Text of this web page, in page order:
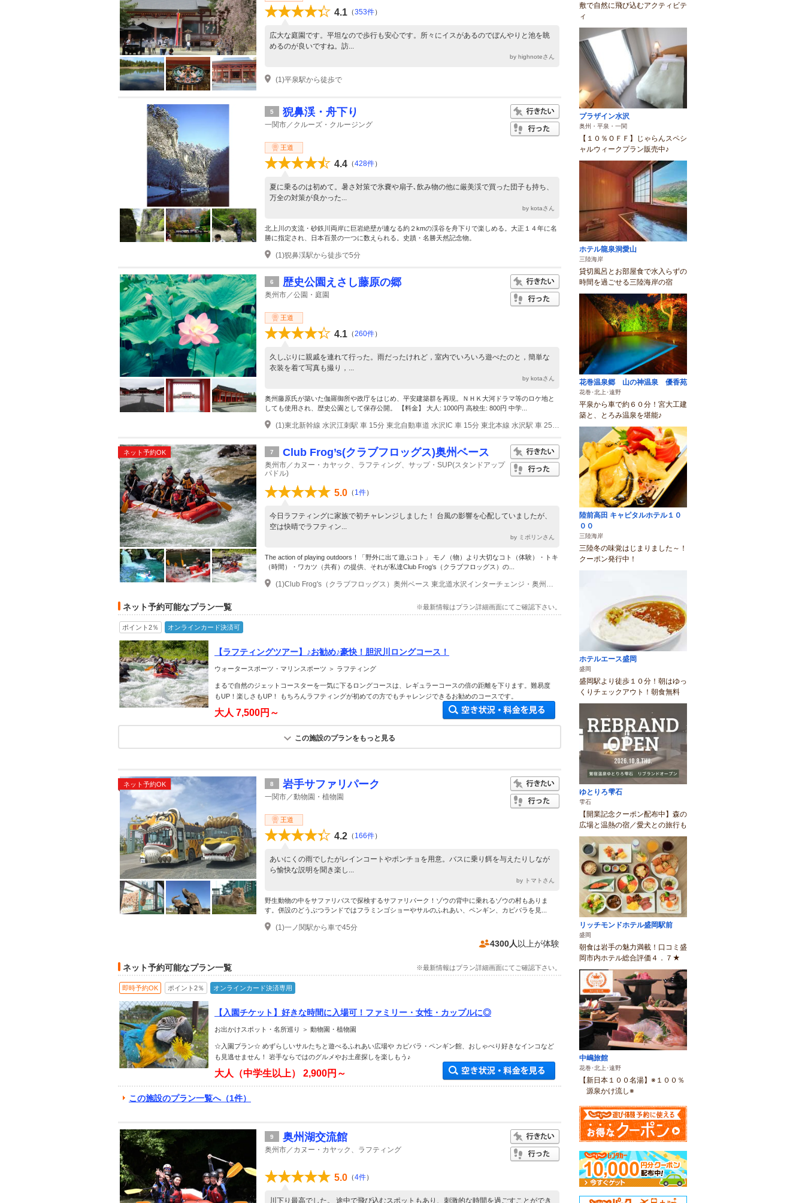
4.1 （353件）
広大な庭園です。平坦なので歩行も安心です。所々にイスがあるのでぼんやりと池を眺
めるのが良いですね。訪...
by highnoteさん
(1)平泉駅から徒歩で
5 猊鼻渓・舟下り
一関市／クルーズ・クルージング
王道
4.4 （428件）
夏に乗るのは初めて。暑さ対策で氷嚢や扇子､飲み物の他に厳美渓で買った団子も持ち、
万全の対策が良かった...
by kotaさん
北上川の支流・砂鉄川両岸に巨岩絶壁が連なる約２kmの渓谷を舟下りで楽しめる。大正１４年に名
勝に指定され、日本百景の一つに数えられる。史蹟・名勝天然記念物。
(1)猊鼻渓駅から徒歩で5分
6 歴史公園えさし藤原の郷
奥州市／公園・庭園
王道
4.1 （260件）
久しぶりに親戚を連れて行った。雨だったけれど，室内でいろいろ遊べたのと，簡単な
衣装を着て写真も撮り，...
by kotaさん
奥州藤原氏が築いた伽羅御所や政庁をはじめ、平安建築群を再現。ＮＨＫ大河ドラマ等のロケ地と
しても使用され、歴史公園として保存公開。 【料金】 大人: 1000円 高校生: 800円 中学...
(1)東北新幹線 水沢江刺駅 車 15分 東北自動車道 水沢IC 車 15分 東北本線 水沢駅 車 25分 東北自動車道 奥州スマートIC 車 25分
ネット予約OK 7 Club Frog’s(クラブフロッグス)奥州ベース
奥州市／カヌー・カヤック、ラフティング、サップ・SUP(スタンドアップ
パドル)
5.0 （ 1件）
今日ラフティングに家族で初チャレンジしました！ 台風の影響を心配していましたが、
空は快晴でラフティン...
by ミポリンさん
The action of playing outdoors！「野外に出て遊ぶコト」 モノ（物）より大切なコト（体験）・トキ
（時間）・ワカツ（共有）の提供、それが私達Club Frog’s（クラブフロッグス）の...
(1)Club Frog's（クラブフロッグス）奥州ベース 東北道水沢インターチェンジ・奥州スマートインターチェンジ・国道4号線方面よりお越しのお客様、国道397号線を横手・胆沢方面に直進、栗駒焼石ほっとライン左折、つぶ沼キャンプ場の道路を挟んで左側の建物です。
ネット予約可能なプラン一覧 ※最新情報はプラン詳細画面にてご確認下さい。
ポイント2％ オンラインカード決済可
【ラフティングツアー】♪お勧め♪豪快！胆沢川ロングコース！
ウォータースポーツ・マリンスポーツ ＞ ラフティング
まるで自然のジェットコースターを一気に下るロングコースは、レギュラーコースの倍の距離を下ります。難易度
もUP！楽しさもUP！ もちろんラフティングが初めての方でもチャレンジできるお勧めのコースです。
大人 7,500円～
この施設のプランをもっと見る
ネット予約OK 8 岩手サファリパーク
一関市／動物園・植物園
王道
4.2 （ 166件）
あいにくの雨でしたがレインコートやポンチョを用意。バスに乗り餌を与えたりしなが
ら愉快な説明を聞き楽し...
by トマトさん
野生動物の中をサファリバスで探検するサファリパーク！ゾウの背中に乗れるゾウの村もありま
す。併設のどうぶつランドではフラミンゴショーやサルのふれあい、ペンギン、カピバラを見...
(1)一ノ関駅から車で45分
4300人 以上が体験
ネット予約可能なプラン一覧 ※最新情報はプラン詳細画面にてご確認下さい。
即時予約OK ポイント2％ オンラインカード決済専用
【入園チケット】好きな時間に入場可！ファミリー・女性・カップルに◎
お出かけスポット・名所巡り ＞ 動物園・植物園
☆入園プラン☆ めずらしいサルたちと遊べるふれあい広場や カピバラ・ペンギン館、おしゃべり好きなインコなど
も見逃せません！ 岩手ならではのグルメやお土産探しを楽しもう♪
大人（中学生以上） 2,900円～
空き状況・料金を見る
この施設のプラン一覧へ（1件）
9 奥州湖交流館
奥州市／カヌー・カヤック、ラフティング
5.0 （4件）
川下り最高でした。 途中で飛び込むスポットもあり、刺激的な時間を過ごすことができ
敷で自然に飛び込むアクティビテ
ィ
プラザイン水沢
奥州・平泉・一関
【１０％ＯＦＦ】じゃらんスペシ
ャルウィークプラン販売中♪
ホテル龍泉洞愛山
三陸海岸
貸切風呂とお部屋食で水入らずの
時間を過ごせる三陸海岸の宿
花巻温泉郷 山の神温泉 優香苑
花巻･北上･遠野
平泉から車で約６０分！宮大工建
築と、とろみ温泉を堪能♪
陸前高田 キャピタルホテル１０
００
三陸海岸
三陸冬の味覚はじまりました～！
クーポン発行中！
ホテルエース盛岡
盛岡
盛岡駅より徒歩１０分！朝はゆっ
くりチェックアウト！朝食無料
ゆとりろ雫石
雫石
【開業記念クーポン配布中】森の
広場と温熱の宿／愛犬との旅行も
リッチモンドホテル盛岡駅前
盛岡
朝食は岩手の魅力満載！口コミ盛
岡市内ホテル総合評価４．７★
中嶋旅館
花巻･北上･遠野
【新日本１００名湯】※１００％
源泉かけ流し※